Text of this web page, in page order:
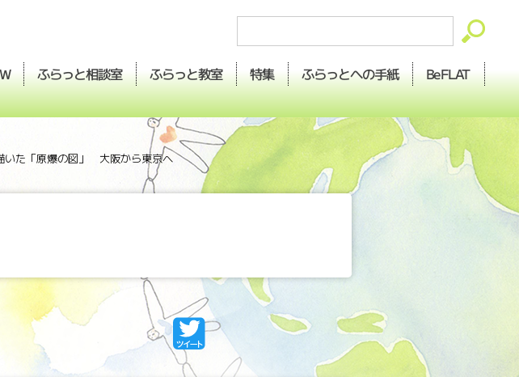
ふらっと相談室 ふらっと教室 特集 ふらっとへの手紙 BeFLAT
いた「原爆の図」 大阪から東京へ